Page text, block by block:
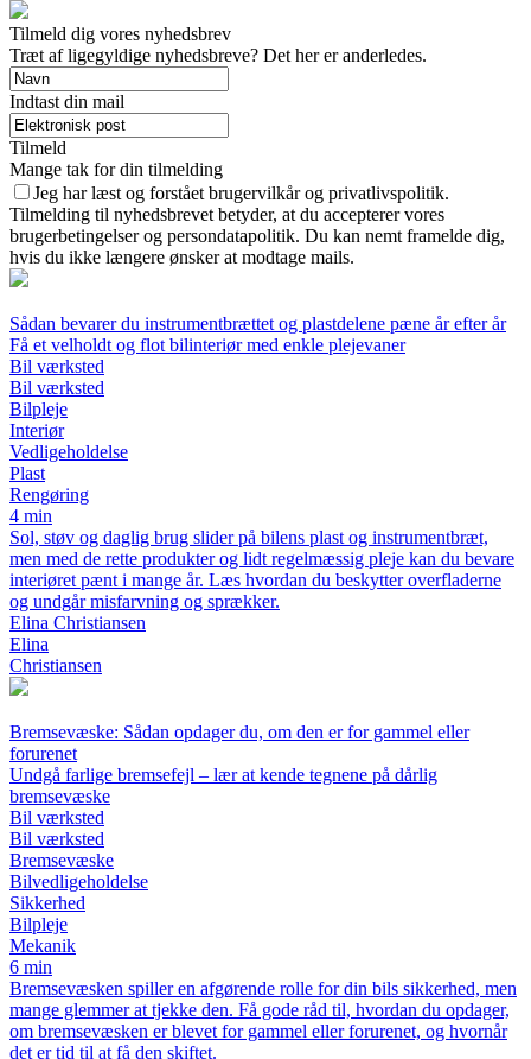
Tilmeld dig vores nyhedsbrev
Træt af ligegyldige nyhedsbreve? Det her er anderledes.
Indtast din mail
Tilmeld
Mange tak for din tilmelding
Jeg har læst og forstået brugervilkår og privatlivspolitik.
Tilmelding til nyhedsbrevet betyder, at du accepterer vores
brugerbetingelser og persondatapolitik. Du kan nemt framelde dig,
hvis du ikke længere ønsker at modtage mails.
Sådan bevarer du instrumentbrættet og plastdelene pæne år efter år
Få et velholdt og flot bilinteriør med enkle plejevaner
Bil værksted
Bil værksted
Bilpleje
Interiør
Vedligeholdelse
Plast
Rengøring
4 min
Sol, støv og daglig brug slider på bilens plast og instrumentbræt,
men med de rette produkter og lidt regelmæssig pleje kan du bevare
interiøret pænt i mange år. Læs hvordan du beskytter overfladerne
og undgår misfarvning og sprækker.
Elina Christiansen
Elina
Christiansen
Bremsevæske: Sådan opdager du, om den er for gammel eller
forurenet
Undgå farlige bremsefejl – lær at kende tegnene på dårlig
bremsevæske
Bil værksted
Bil værksted
Bremsevæske
Bilvedligeholdelse
Sikkerhed
Bilpleje
Mekanik
6 min
Bremsevæsken spiller en afgørende rolle for din bils sikkerhed, men
mange glemmer at tjekke den. Få gode råd til, hvordan du opdager,
om bremsevæsken er blevet for gammel eller forurenet, og hvornår
det er tid til at få den skiftet.